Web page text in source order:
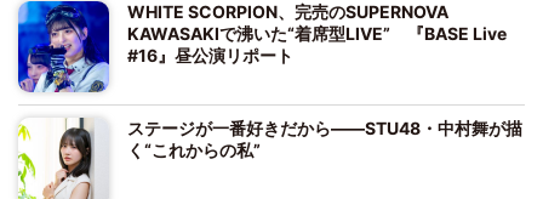
WHITE SCORPION、完売のSUPERNOVA
KAWASAKIで沸いた“着席型LIVE” 『BASE Live
#16』昼公演リポート
ステージが一番好きだから――STU48・中村舞が描
く“これからの私”